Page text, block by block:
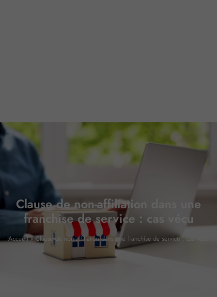
Clause de non-affiliation dans une
franchise de service : cas vécu
Accueil»Clause de non-affiliation dans une franchise de service : cas vécu